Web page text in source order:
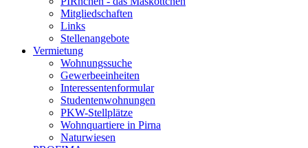
Mitgliedschaften
Links
Stellenangebote
Vermietung
Wohnungssuche
Gewerbeeinheiten
Interessentenformular
Studentenwohnungen
PKW-Stellplätze
Wohnquartiere in Pirna
Naturwiesen